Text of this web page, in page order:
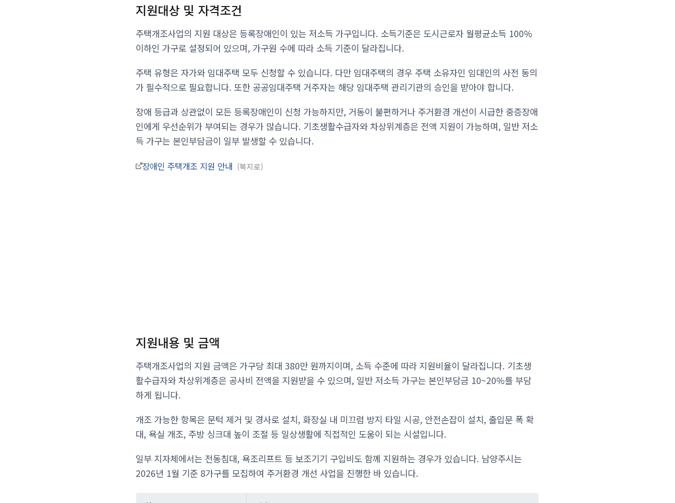
지원대상 및 자격조건
주택개조사업의 지원 대상은 등록장애인이 있는 저소득 가구입니다. 소득기준은 도시근로자 월평균소득 100%
이하인 가구로 설정되어 있으며, 가구원 수에 따라 소득 기준이 달라집니다.
주택 유형은 자가와 임대주택 모두 신청할 수 있습니다. 다만 임대주택의 경우 주택 소유자인 임대인의 사전 동의
가 필수적으로 필요합니다. 또한 공공임대주택 거주자는 해당 임대주택 관리기관의 승인을 받아야 합니다.
장애 등급과 상관없이 모든 등록장애인이 신청 가능하지만, 거동이 불편하거나 주거환경 개선이 시급한 중증장애
인에게 우선순위가 부여되는 경우가 많습니다. 기초생활수급자와 차상위계층은 전액 지원이 가능하며, 일반 저소
득 가구는 본인부담금이 일부 발생할 수 있습니다.
장애인 주택개조 지원 안내 복지로
지원내용 및 금액
주택개조사업의 지원 금액은 가구당 최대 380만 원까지이며, 소득 수준에 따라 지원비율이 달라집니다. 기초생
활수급자와 차상위계층은 공사비 전액을 지원받을 수 있으며, 일반 저소득 가구는 본인부담금 10~20%를 부담
하게 됩니다.
개조 가능한 항목은 문턱 제거 및 경사로 설치, 화장실 내 미끄럼 방지 타일 시공, 안전손잡이 설치, 출입문 폭 확
대, 욕실 개조, 주방 싱크대 높이 조절 등 일상생활에 직접적인 도움이 되는 시설입니다.
일부 지자체에서는 전동침대, 욕조리프트 등 보조기기 구입비도 함께 지원하는 경우가 있습니다. 남양주시는
2026년 1월 기준 8가구를 모집하여 주거환경 개선 사업을 진행한 바 있습니다.